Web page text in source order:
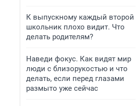
К выпускному каждый второй
школьник плохо видит. Что
делать родителям?
Наведи фокус. Как видят мир
люди с близорукостью и что
делать, если перед глазами
размыто уже сейчас